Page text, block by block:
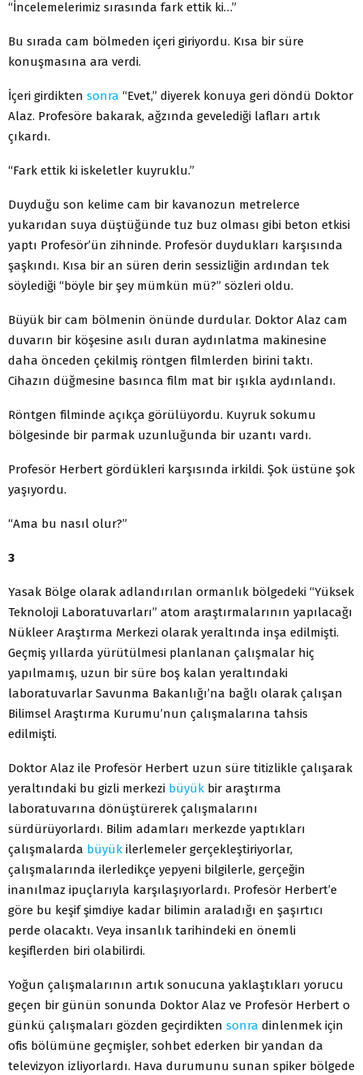
“İncelemelerimiz sırasında fark ettik ki…”
Bu sırada cam bölmeden içeri giriyordu. Kısa bir süre
konuşmasına ara verdi.
İçeri girdikten sonra “Evet,” diyerek konuya geri döndü Doktor
Alaz. Profesöre bakarak, ağzında gevelediği lafları artık
çıkardı.
“Fark ettik ki iskeletler kuyruklu.”
Duyduğu son kelime cam bir kavanozun metrelerce
yukarıdan suya düştüğünde tuz buz olması gibi beton etkisi
yaptı Profesör’ün zihninde. Profesör duydukları karşısında
şaşkındı. Kısa bir an süren derin sessizliğin ardından tek
söylediği “böyle bir şey mümkün mü?” sözleri oldu.
Büyük bir cam bölmenin önünde durdular. Doktor Alaz cam
duvarın bir köşesine asılı duran aydınlatma makinesine
daha önceden çekilmiş röntgen filmlerden birini taktı.
Cihazın düğmesine basınca film mat bir ışıkla aydınlandı.
Röntgen filminde açıkça görülüyordu. Kuyruk sokumu
bölgesinde bir parmak uzunluğunda bir uzantı vardı.
Profesör Herbert gördükleri karşısında irkildi. Şok üstüne şok
yaşıyordu.
“Ama bu nasıl olur?”
3
Yasak Bölge olarak adlandırılan ormanlık bölgedeki “Yüksek
Teknoloji Laboratuvarları” atom araştırmalarının yapılacağı
Nükleer Araştırma Merkezi olarak yeraltında inşa edilmişti.
Geçmiş yıllarda yürütülmesi planlanan çalışmalar hiç
yapılmamış, uzun bir süre boş kalan yeraltındaki
laboratuvarlar Savunma Bakanlığı’na bağlı olarak çalışan
Bilimsel Araştırma Kurumu’nun çalışmalarına tahsis
edilmişti.
Doktor Alaz ile Profesör Herbert uzun süre titizlikle çalışarak
yeraltındaki bu gizli merkezi büyük bir araştırma
laboratuvarına dönüştürerek çalışmalarını
sürdürüyorlardı. Bilim adamları merkezde yaptıkları
çalışmalarda büyük ilerlemeler gerçekleştiriyorlar,
çalışmalarında ilerledikçe yepyeni bilgilerle, gerçeğin
inanılmaz ipuçlarıyla karşılaşıyorlardı. Profesör Herbert’e
göre bu keşif şimdiye kadar bilimin araladığı en şaşırtıcı
perde olacaktı. Veya insanlık tarihindeki en önemli
keşiflerden biri olabilirdi.
Yoğun çalışmalarının artık sonucuna yaklaştıkları yorucu
geçen bir günün sonunda Doktor Alaz ve Profesör Herbert o
günkü çalışmaları gözden geçirdikten sonra dinlenmek için
ofis bölümüne geçmişler, sohbet ederken bir yandan da
televizyon izliyorlardı. Hava durumunu sunan spiker bölgede